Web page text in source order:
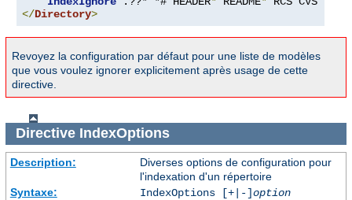
</Directory>
Revoyez la configuration par défaut pour une liste de modèles
que vous voulez ignorer explicitement après usage de cette
directive.
Directive IndexOptions
Description:
Diverses options de configuration pour
l'indexation d'un répertoire
Syntaxe:
IndexOptions [+|-]option